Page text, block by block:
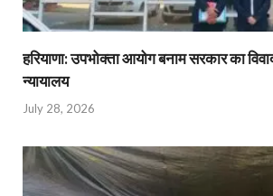
हरियाणा: उपभोक्ता आयोग बनाम सरकार का
न्यायालय
July 28, 2026